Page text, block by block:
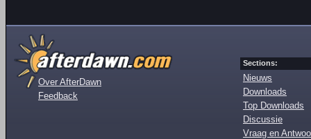
Over AfterDawn
Feedback
Sections:
Nieuws
Downloads
Top Downloads
Discussie
Vraag en